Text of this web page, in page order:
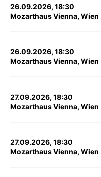
26.09.2026, 18:30
Mozarthaus Vienna, Wien
26.09.2026, 18:30
Mozarthaus Vienna, Wien
27.09.2026, 18:30
Mozarthaus Vienna, Wien
27.09.2026, 18:30
Mozarthaus Vienna, Wien